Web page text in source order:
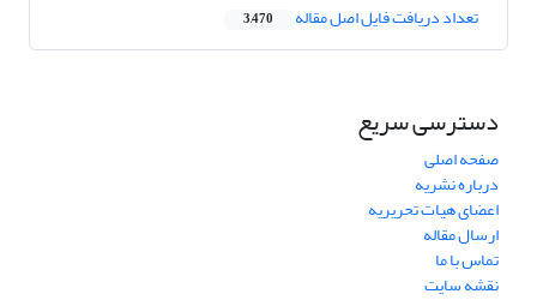
تعداد دریافت فایل اصل مقاله 3,470
دسترسی سریع
صفحه اصلی
درباره نشریه
اعضای هیات تحریریه
ارسال مقاله
تماس با ما
نقشه سایت